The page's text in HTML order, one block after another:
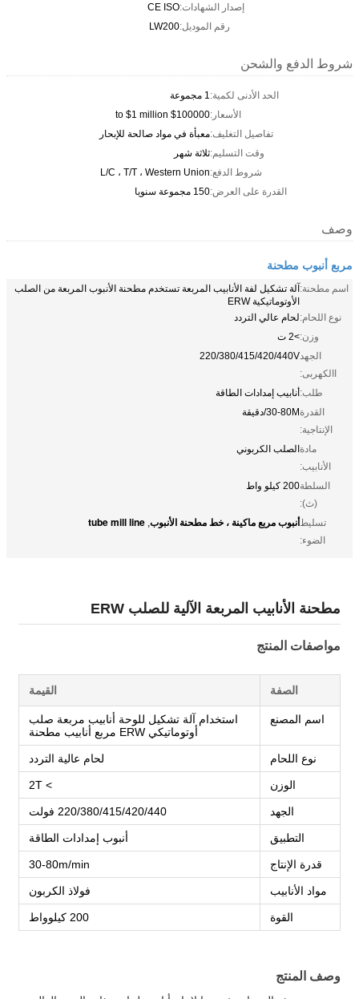
إصدار الشهادات:CE ISO
رقم الموديل:LW200
شروط الدفع والشحن
الحد الأدنى لكمية:1 مجموعة
الأسعار:$100000 to $1 million
تفاصيل التغليف:معبأة في مواد صالحة للإبحار
وقت التسليم:ثلاثة شهر
شروط الدفع:L/C ، T/T ، Western Union
القدرة على العرض:150 مجموعة سنويا
وصف
مربع أنبوب مطحنة
اسم مطحنة:آلة تشكيل لفة الأنابيب المربعة تستخدم مطحنة الأنبوب المربعة من الصلب
الأوتوماتيكية ERW
نوع اللحام:لحام عالي التردد
وزن:>2 ت
الجهد
االكهربى:
220/380/415/420/440V
طلب:أنابيب إمدادات الطاقة
القدرة
الإنتاجية:
30-80M/دقيقة
مادة
الأنابيب:
الصلب الكربوني
السلطة
(ث):
200 كيلو واط
تسليط
الضوء:
أنبوب مربع ماكينة ، خط مطحنة الأنبوب,
tube mill line
مطحنة الأنابيب المربعة الآلية للصلب ERW
مواصفات المنتج
الصفة القيمة
اسم المصنع
استخدام آلة تشكيل للوحة أنابيب مربعة صلب
أوتوماتيكي ERW مربع أنابيب مطحنة
نوع اللحام لحام عالية التردد
الوزن > 2T
الجهد 220/380/415/420/440 فولت
التطبيق أنبوب إمدادات الطاقة
قدرة الإنتاج 30-80m/min
مواد الأنابيب فولاذ الكربون
القوة 200 كيلوواط
وصف المنتج